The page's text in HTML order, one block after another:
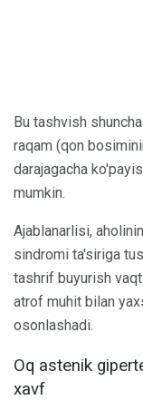
Bu tashvish
raqam (qon
darajagacha
mumkin.
Ajablanarlisi,
sindromi ta'siriga
tashrif buyurish
atrof muhit bilan
osonlashadi.
Oq astenik
xavf